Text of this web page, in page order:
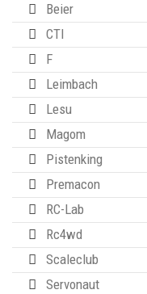
Beier
CTI
F
Leimbach
Lesu
Magom
Pistenking
Premacon
RC-Lab
Rc4wd
Scaleclub
Servonaut